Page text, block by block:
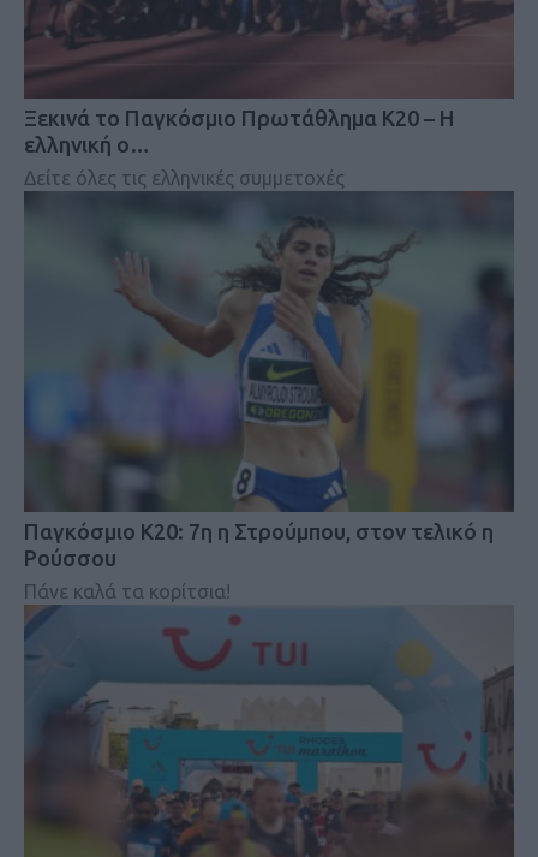
Ξεκινά το Παγκόσμιο Πρωτάθλημα Κ20 – Η
ελληνική ο…
Δείτε όλες τις ελληνικές συμμετοχές
Παγκόσμιο Κ20: 7η η Στρούμπου, στον τελικό η
Ρούσσου
Πάνε καλά τα κορίτσια!